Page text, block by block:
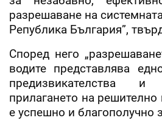
разрешаване на
Република България”,
Според него
водите представлява
предизвикателства
прилагането на
е успешно и благополучно